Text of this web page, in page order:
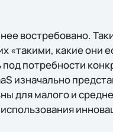
востребовано.
«такими, какие они
потребности
изначально
для малого и
использования